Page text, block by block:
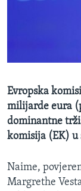
Learning English
PRATITE NAS
Evropska
milijarde eura
dominantne
komisija (EK) u
Naime,
Margrethe